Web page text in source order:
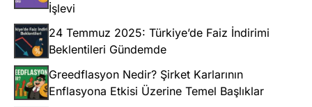
İşlevi
24 Temmuz 2025: Türkiye’de Faiz İndirimi
Beklentileri Gündemde
Greedflasyon Nedir? Şirket Karlarının
Enflasyona Etkisi Üzerine Temel Başlıklar